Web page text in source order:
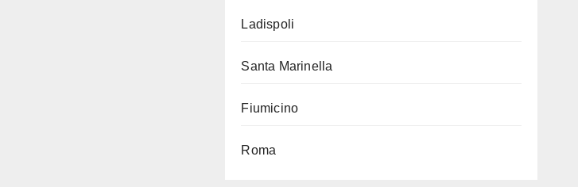
Ladispoli
Santa Marinella
Fiumicino
Roma